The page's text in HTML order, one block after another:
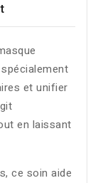
et unifier
en laissant
ce soin aide